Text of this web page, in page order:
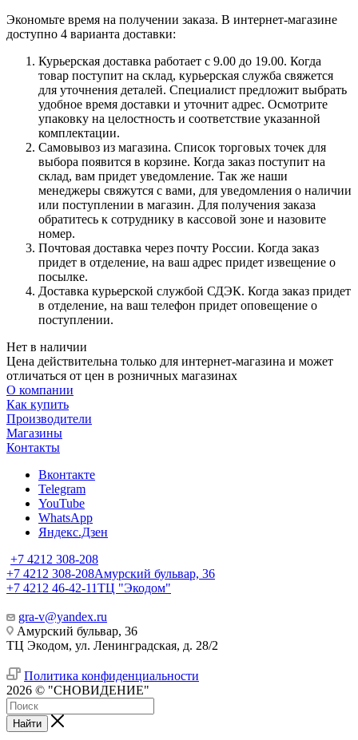
Экономьте время на получении заказа. В интернет-магазине
доступно 4 варианта доставки:
Курьерская доставка работает с 9.00 до 19.00. Когда
товар поступит на склад, курьерская служба свяжется
для уточнения деталей. Специалист предложит выбрать
удобное время доставки и уточнит адрес. Осмотрите
упаковку на целостность и соответствие указанной
комплектации.
Самовывоз из магазина. Список торговых точек для
выбора появится в корзине. Когда заказ поступит на
склад, вам придет уведомление. Так же наши
менеджеры свяжутся с вами, для уведомления о наличии
или поступлении в магазин. Для получения заказа
обратитесь к сотруднику в кассовой зоне и назовите
номер.
Почтовая доставка через почту России. Когда заказ
придет в отделение, на ваш адрес придет извещение о
посылке.
Доставка курьерской службой СДЭК. Когда заказ придет
в отделение, на ваш телефон придет оповещение о
поступлении.
Нет в наличии
Цена действительна только для интернет-магазина и может
отличаться от цен в розничных магазинах
О компании
Как купить
Производители
Магазины
Контакты
Вконтакте
Telegram
YouTube
WhatsApp
Яндекс.Дзен
+7 4212 308-208
+7 4212 308-208Амурский бульвар, 36
+7 4212 46-42-11ТЦ "Экодом"
gra-v@yandex.ru
Амурский бульвар, 36
ТЦ Экодом, ул. Ленинградская, д. 28/2
Политика конфиденциальности
2026 © "СНОВИДЕНИЕ"
Найти